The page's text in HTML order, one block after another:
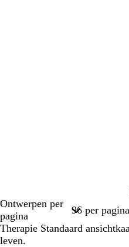
Ontwerpen per
pagina
Therapie Standaard
leven.